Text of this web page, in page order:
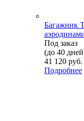
Багажник
Под заказ
(до 40
41 120
Подробнее